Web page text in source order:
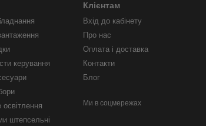
керування
освітлення
штепсельні
Клієнтам
Вхід до кабінету
Про нас
Оплата і доставка
Контакти
Блог
Ми в соцмережах